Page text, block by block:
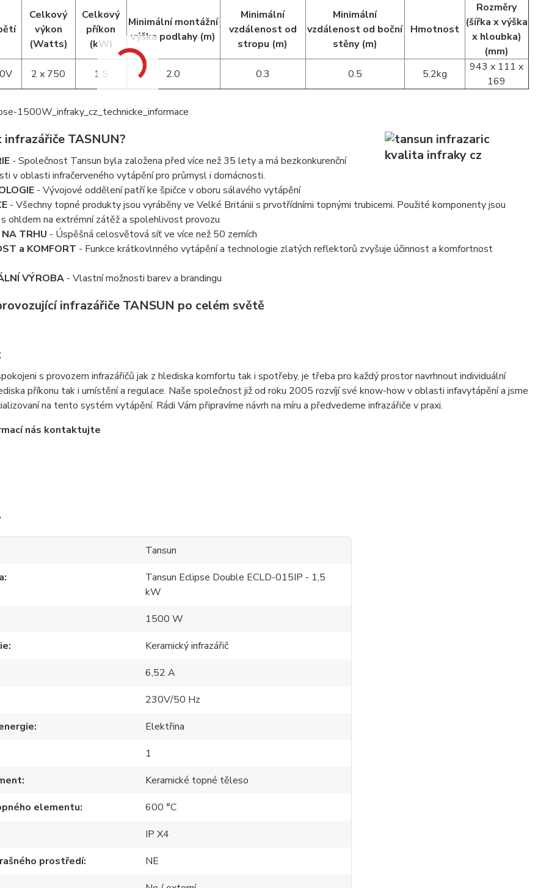
Celkový
výkon
(Watts)
Celkový
příkon
(kW)
Minimální montážní
výška podlahy (m)
Minimální
vzdálenost od
stropu (m)
Minimální
vzdálenost od boční
stěny (m)
Hmotnost
Rozměry
(šířka x výška
x hloubka)
(mm)
2 x 750 1.5 2.0 0.3 0.5 5.2kg
943 x 111 x
169
TASNUN?
- Společnost Tansun byla založena před více než 35 lety a má bezkonkurenční
v oblasti infračerveného vytápění pro průmysl i domácnosti.
- Vývojové oddělení patří ke špičce v oboru sálavého vytápění
- Všechny topné produkty jsou vyráběny ve Velké Británii s prvotřídními topnými trubicemi. Použité komponenty jsou
ohldem na extrémní zátěž a spolehlivost provozu
NA TRHU - Úspěšná celosvětová síť ve více než 50 zemích
a KOMFORT - Funkce krátkovlnného vytápění a technologie zlatých reflektorů zvyšuje účinnost a komfortnost
VÝROBA- Vlastní možnosti barev a brandingu
infrazářiče TANSUN po celém světě
s provozem infrazářičů jak z hlediska komfortu tak i spotřeby, je třeba pro každý prostor navrhnout individuální
příkonu tak i umístění a regulace. Naše společnost již od roku 2005 rozvíjí své know-how v oblasti infavytápění a jsme
na tento systém vytápění. Rádi Vám připravíme návrh na míru a předvedeme infrazářiče v praxi.
nás kontaktujte
Tansun
Tansun Eclipse Double ECLD-015IP - 1,5
kW
1500 W
Keramický infrazářič
6,52 A
230V/50 Hz
Elektřina
1
Keramické topné těleso
elementu
600 °C
IP X4
prostředí
NE